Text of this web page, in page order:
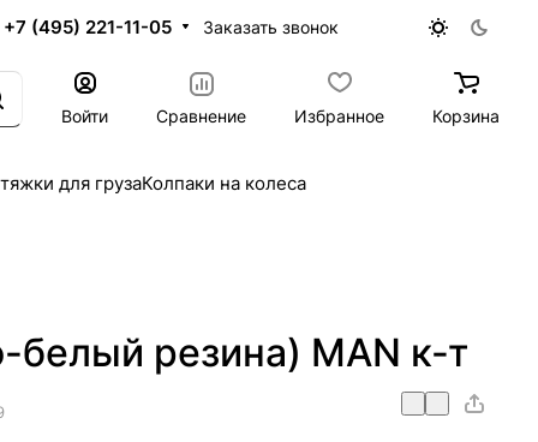
+7 (495) 221-11-05 Заказать звонок
Войти
Сравнение Избранное Корзина
для грузаКолпаки на колеса
белый резина) MAN к-т